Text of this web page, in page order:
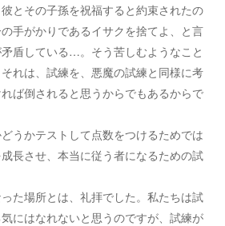
とその子孫を祝福すると約束されたの
手がかりであるイサクを捨てよ、と言
盾している…。そう苦しむようなこと
れは、試練を、悪魔の試練と同様に考
ば倒されると思うからでもあるからで
うかテストして点数をつけるためでは
長させ、本当に従う者になるための試
た場所とは、礼拝でした。私たちは試
にはなれないと思うのですが、試練が